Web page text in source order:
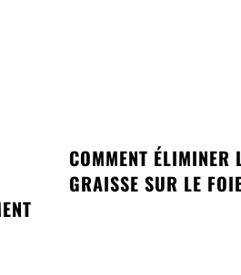
COMMENT ÉLIMINER
GRAISSE SUR LE